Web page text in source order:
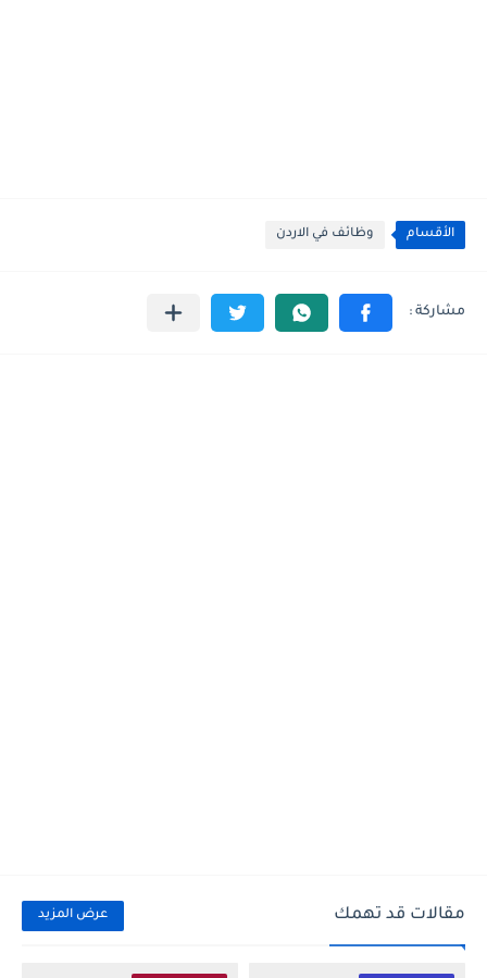
الأقسام وظائف في الاردن
مقالات قد تهمك عرض المزيد